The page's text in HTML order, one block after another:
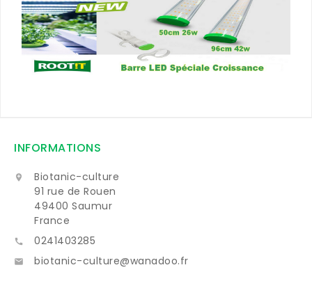
INFORMATIONS

Biotanic-culture
91 rue de Rouen
49400 Saumur
France
 0241403285
 biotanic-culture@wanadoo.fr